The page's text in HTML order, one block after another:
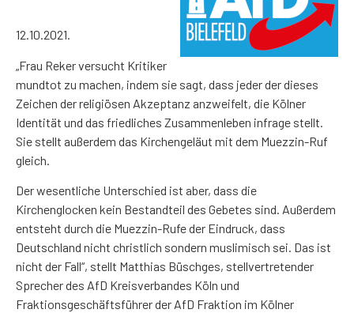
12.10.2021.
„Frau Reker versucht Kritiker
mundtot zu machen, indem sie sagt, dass jeder der dieses
Zeichen der religiösen Akzeptanz anzweifelt, die Kölner
Identität und das friedliches Zusammenleben infrage stellt.
Sie stellt außerdem das Kirchengeläut mit dem Muezzin-Ruf
gleich.
Der wesentliche Unterschied ist aber, dass die
Kirchenglocken kein Bestandteil des Gebetes sind. Außerdem
entsteht durch die Muezzin-Rufe der Eindruck, dass
Deutschland nicht christlich sondern muslimisch sei. Das ist
nicht der Fall“, stellt Matthias Büschges, stellvertretender
Sprecher des AfD Kreisverbandes Köln und
Fraktionsgeschäftsführer der AfD Fraktion im Kölner